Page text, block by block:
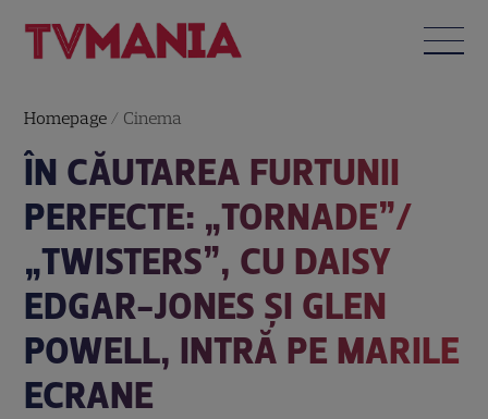
Homepage / Cinema
ÎN CĂUTAREA FURTUNII
PERFECTE: „TORNADE”/
„TWISTERS”, CU DAISY
EDGAR-JONES ȘI GLEN
POWELL, INTRĂ PE MARILE
ECRANE